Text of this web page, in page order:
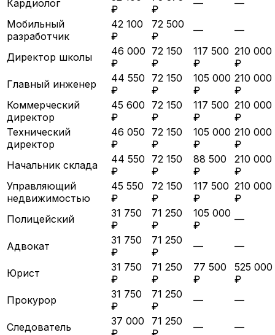
Кардиолог
₽
₽
—
—
Мобильный
разработчик
42 100
₽
72 500
₽
— —
Директор школы
46 000
₽
72 150
₽
117 500
₽
210 000
₽
Главный инженер
44 550
₽
72 150
₽
105 000
₽
210 000
₽
Коммерческий
директор
45 600
₽
72 150
₽
117 500
₽
210 000
₽
Технический
директор
46 050
₽
72 150
₽
105 000
₽
210 000
₽
Начальник склада
44 550
₽
72 150
₽
88 500
₽
210 000
₽
Управляющий
недвижимостью
45 550
₽
72 150
₽
117 500
₽
210 000
₽
Полицейский
31 750
₽
71 250
₽
105 000
₽
—
Адвокат
31 750
₽
71 250
₽
— —
Юрист
31 750
₽
71 250
₽
77 500
₽
525 000
₽
Прокурор
31 750
₽
71 250
₽
— —
Следователь
37 000
71 250
— —